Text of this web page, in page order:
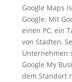
Google Maps
Google. Mit
einen PC, ein
von Städten,
Unternehmen
Google My
dem Standort